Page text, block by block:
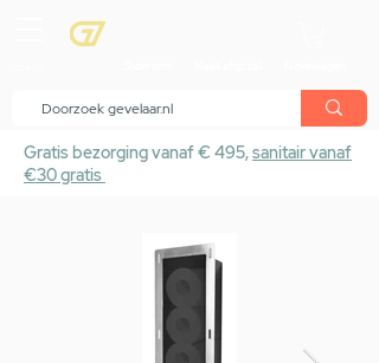
Gratis bezorging vanaf € 495,sanitair vanaf
€30 gratis